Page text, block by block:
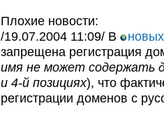
Плохие новости:
/19.07.2004 11:09/ В
запрещена регистрация
имя не может содержать
и 4-й позициях), что
регистрации доменов с